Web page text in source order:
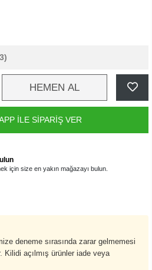
HEMEN AL
İLE SİPARİŞ VER
için size en yakın mağazayı bulun.
deneme sırasında zarar gelmemesi
Kilidi açılmış ürünler iade veya